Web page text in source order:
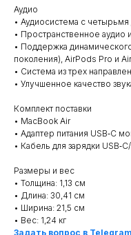
Аудио
• Аудиосистема с
• Пространственное
• Поддержка
поколения), AirPods Pro и
• Система из трех
• Улучшенное качество
Комплект поставки
• MacBook Air
• Адаптер питания USB‑C
• Кабель для зарядки
Размеры и вес
• Толщина: 1,13 см
• Длина: 30,41 см
• Ширина: 21,5 см
• Вес: 1,24 кг
Задать вопрос в